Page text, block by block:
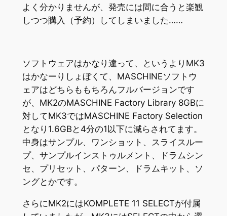
よく分かりませんが、発売には間に合うと楽観
しつつ購入（予約）してしまいました……
ソフトウェアはかなり違って、というよりMK3
はかなーりしょぼくて、MASCHINEソフトウ
ェアはどちらももちろんフルバージョンです
が、MK2のMASCHINE Factory Library 8GBに
対してMK3ではMASCHINE Factory Selection
となり1.6GBと4分の1以下に減らされてます。
中身はサンプル、ワンショット、スライスルー
プ、サンプルインストゥルメント、ドラムシン
セ、プリセット、パターン、ドラムキット、ソ
ングとかです。
さらにMK2にはKOMPLETE 11 SELECTが付属